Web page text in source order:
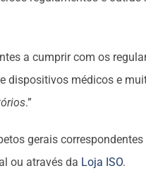
a cumprir com os
dispositivos médicos e
.”
gerais
ou através da Loja ISO.